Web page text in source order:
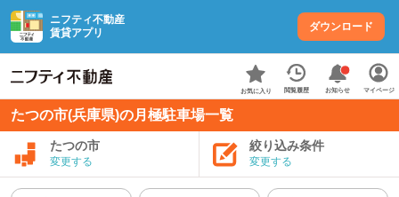
ニフティ不動産
賃貸アプリ
ダウンロード
お気に入り 閲覧履歴 お知らせ マイページ
たつの市(兵庫県)の月極駐車場一覧
たつの市
変更する
絞り込み条件
変更する